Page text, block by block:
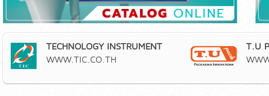
TECHNOLOGY INSTRUMENT
WWW.TIC.CO.TH
T.U